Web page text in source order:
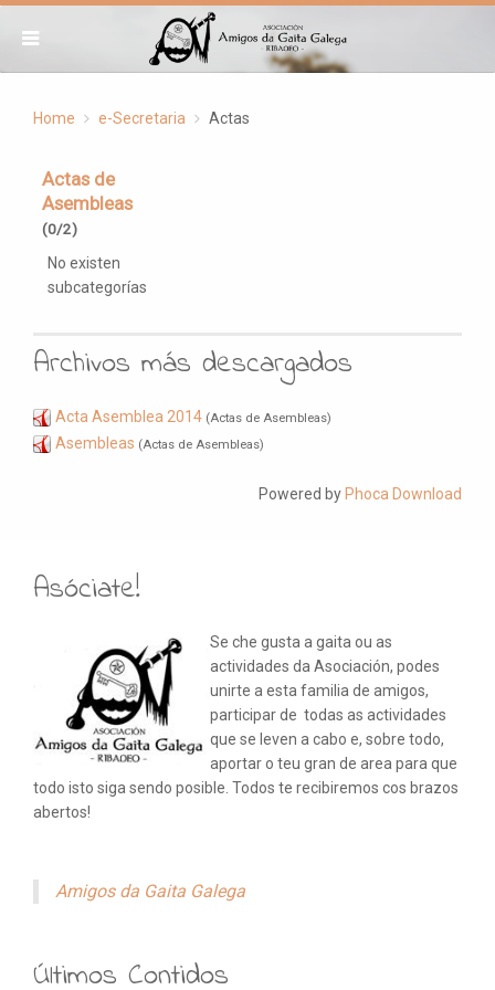
Home e-Secretaria Actas
Actas de
Asembleas
(0/2)
No existen
subcategorías
Archivos más descargados
Acta Asemblea 2014 (Actas de Asembleas)
Asembleas (Actas de Asembleas)
Powered byPhoca Download
Asóciate!
Se che gusta a gaita ou as
actividades da Asociación, podes
unirte a esta familia de amigos,
participar de todas as actividades
que se leven a cabo e, sobre todo,
aportar o teu gran de area para que
todo isto siga sendo posible. Todos te recibiremos cos brazos
abertos!
Amigos da Gaita Galega
Últimos Contidos